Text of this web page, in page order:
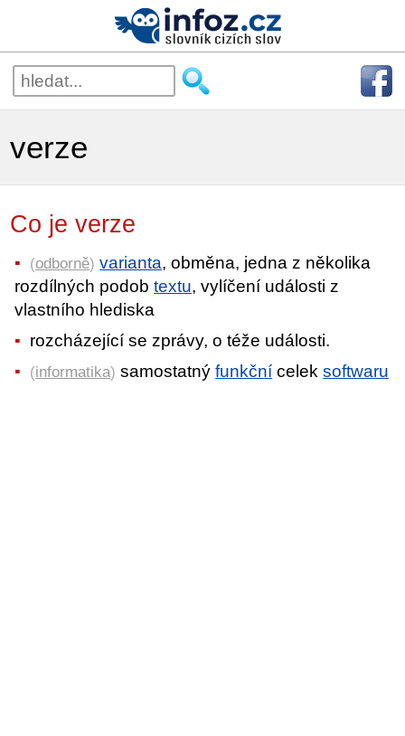
verze
Co je verze
(odborně) varianta, obměna, jedna z několika
rozdílných podobtextu, vylíčení události z
vlastního hlediska
rozcházející se zprávy, o téže události.
(informatika) samostatnýfunkční celeksoftwaru